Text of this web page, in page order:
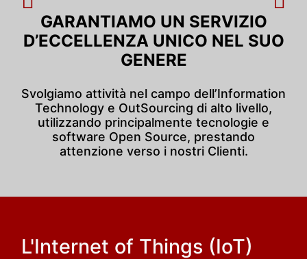
annuncia la propria
alla Conferenza
Intelligenza
digitali e digital
GARANTIAMO UN SERVIZIO
D’ECCELLENZA UNICO NEL SUO
GENERE
Svolgiamo attività nel campo dell’Information
Technology e OutSourcing di alto livello,
utilizzando principalmente tecnologie e
software Open Source, prestando
attenzione verso i nostri Clienti.
L'Internet of Things (IoT)